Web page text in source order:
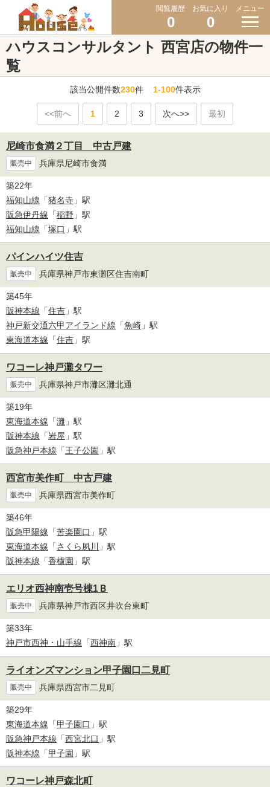
閲覧履歴
0
お気に入り
0
メニュー
ハウスコンサルタント 西宮店の物件一
覧
該当公開件数230件1-100件表示
<<前へ 1 2 3 次へ>> 最初
尼崎市食満２丁目 中古戸建
販売中 兵庫県尼崎市食満
築22年
福知山線 「猪名寺 」駅
阪急伊丹線 「稲野 」駅
福知山線 「塚口 」駅
パインハイツ住吉
販売中 兵庫県神戸市東灘区住吉南町
築45年
阪神本線 「住吉 」駅
神戸新交通六甲アイランド線 「魚崎 」駅
東海道本線 「住吉 」駅
ワコーレ神戸灘タワー
販売中 兵庫県神戸市灘区灘北通
築19年
東海道本線 「灘 」駅
阪神本線 「岩屋 」駅
阪急神戸本線 「王子公園 」駅
西宮市美作町 中古戸建
販売中 兵庫県西宮市美作町
築46年
阪急甲陽線 「苦楽園口 」駅
東海道本線 「さくら夙川
」駅
阪神本線 「香櫨園 」駅
エリオ西神南壱号棟1Ｂ
販売中 兵庫県神戸市西区井吹台東町
築33年
神戸市西神・山手線 「西神南 」駅
ライオンズマンション甲子園口二見町
販売中 兵庫県西宮市二見町
築29年
東海道本線 「甲子園口 」駅
阪急神戸本線 「西宮北口 」駅
阪神本線 「甲子園 」駅
ワコーレ神戸森北町